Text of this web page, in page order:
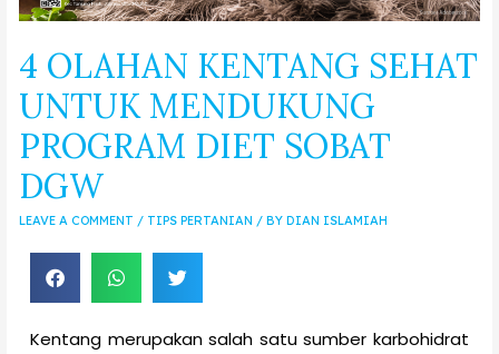
4 OLAHAN KENTANG SEHAT
UNTUK MENDUKUNG
PROGRAM DIET SOBAT
DGW
LEAVE A COMMENT / TIPS PERTANIAN / BY DIAN ISLAMIAH
Kentang merupakan salah satu sumber karbohidrat